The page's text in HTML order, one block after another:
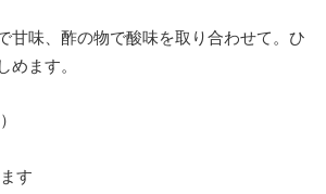
甘味、酢の物で酸味を取り合わせて。ひ
ます。
す